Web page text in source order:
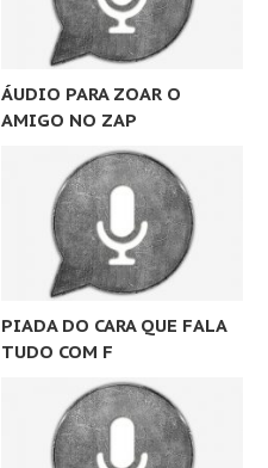
ÁUDIO PARA ZOAR O
AMIGO NO ZAP
PIADA DO CARA QUE FALA
TUDO COM F